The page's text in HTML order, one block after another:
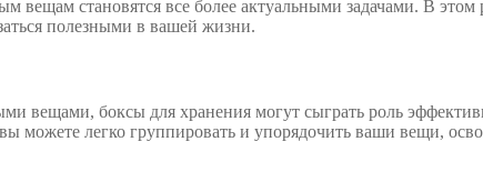
вещам становятся все более актуальными задачами. В этом
полезными в вашей жизни.
вещами, боксы для хранения могут сыграть роль
можете легко группировать и упорядочить ваши вещи,